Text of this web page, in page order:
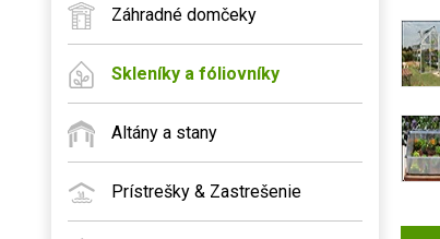
Záhradné domčeky
Skleníky a fóliovníky
Altány a stany
Prístrešky & Zastrešenie